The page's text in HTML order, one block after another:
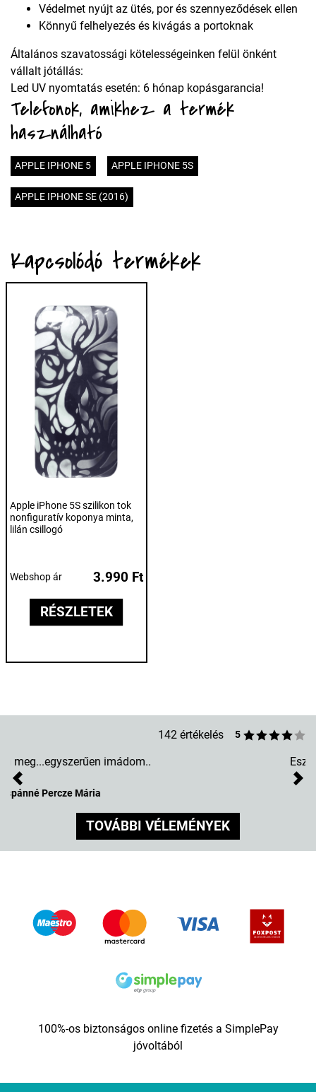
Védelmet nyújt az ütés, por és szennyeződések ellen
Könnyű felhelyezés és kivágás a portoknak
Általános szavatossági kötelességeinken felül önként
vállalt jótállás:
Led UV nyomtatás esetén: 6 hónap kopásgarancia!
Telefonok, amikhez a termék
használható
APPLE IPHONE 5 APPLE IPHONE 5S
APPLE IPHONE SE (2016)
Kapcsolódó termékek
Apple iPhone 5S szilikon tok
nonfiguratív koponya minta,
lilán csillogó
Webshop ár 3.990 Ft
RÉSZLETEK
142 értékelés 5
Eszméletlen jól néz ki!?
Previous
TOVÁBBI VÉLEMÉNYEK
100%-os biztonságos online fizetés a SimplePay
jóvoltából